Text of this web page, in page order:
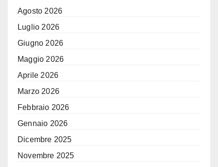
Agosto 2026
Luglio 2026
Giugno 2026
Maggio 2026
Aprile 2026
Marzo 2026
Febbraio 2026
Gennaio 2026
Dicembre 2025
Novembre 2025